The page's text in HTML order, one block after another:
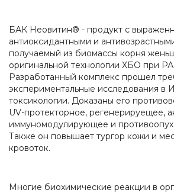
БАК Неовитин® - продукт с
антиоксидантными и
получаемый из биомассы корня
оригинальной технологии ХБО при
Разработанный комплекс прошел
экспериментальные исследования в
токсикологии. Доказаны его
UV-протекторное, регенерируещее,
иммуномодулирующее и
Также он повышает тургор кожи и
кровоток.
Многие биохимические реакции в